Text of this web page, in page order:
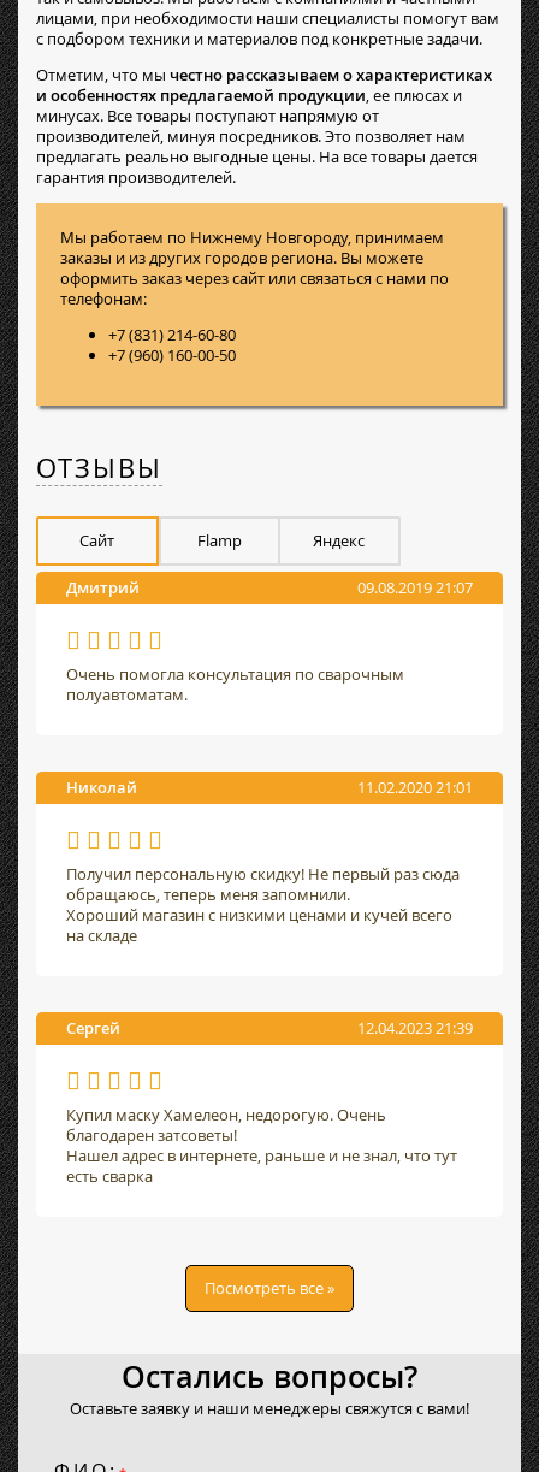
лицами, при необходимости наши специалисты помогут вам
с подбором техники и материалов под конкретные задачи.
Отметим, что мы честно рассказываем о характеристиках
и особенностях предлагаемой продукции, ее плюсах и
минусах. Все товары поступают напрямую от
производителей, минуя посредников. Это позволяет нам
предлагать реально выгодные цены. На все товары дается
гарантия производителей.
Мы работаем по Нижнему Новгороду, принимаем
заказы и из других городов региона. Вы можете
оформить заказ через сайт или связаться с нами по
телефонам:
+7 (831) 214-60-80
+7 (960) 160-00-50
ОТЗЫВЫ
Сайт Flamp Яндекс
Дмитрий 09.08.2019 21:07
Очень помогла консультация по сварочным
полуавтоматам.
Николай 11.02.2020 21:01
Получил персональную скидку! Не первый раз сюда
обращаюсь, теперь меня запомнили.
Хороший магазин с низкими ценами и кучей всего
на складе
Сергей 12.04.2023 21:39
Купил маску Хамелеон, недорогую. Очень
благодарен затсоветы!
Нашел адрес в интернете, раньше и не знал, что тут
есть сварка
Посмотреть все »
Остались вопросы?
Оставьте заявку и наши менеджеры свяжутся с вами!